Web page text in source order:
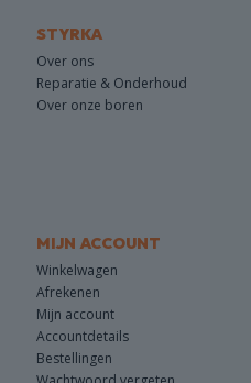
STYRKA
Over ons
Reparatie & Onderhoud
Over onze boren
MIJN ACCOUNT
Winkelwagen
Afrekenen
Mijn account
Accountdetails
Bestellingen